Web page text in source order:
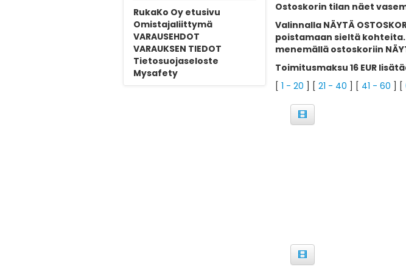
RukaKo Oy etusivu
Omistajaliittymä
VARAUSEHDOT
VARAUKSEN TIEDOT
Tietosuojaseloste
Mysafety
Ostoskorin tilan näet
Valinnalla NÄYTÄ
poistamaan sieltä
menemällä ostoskoriin
Toimitusmaksu 16 EUR
[ 1 - 20 ] [ 21 - 40 ] [ 41 - 60 ] [